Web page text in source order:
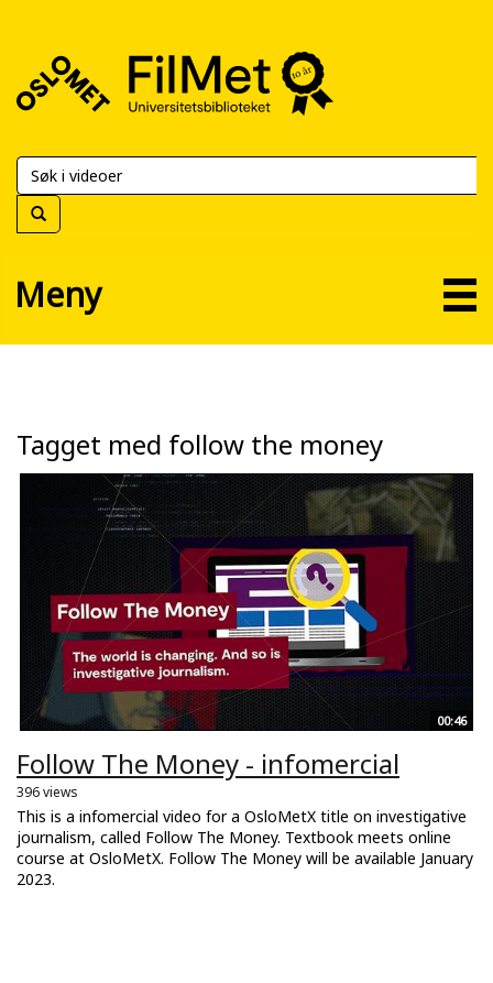
FilMet
Universitetsbiblioteket
Meny
Tagget med follow the money
00:46
Follow The Money - infomercial
396 views
This is a infomercial video for a OsloMetX title on investigative
journalism, called Follow The Money. Textbook meets online
course at OsloMetX. Follow The Money will be available January
2023.